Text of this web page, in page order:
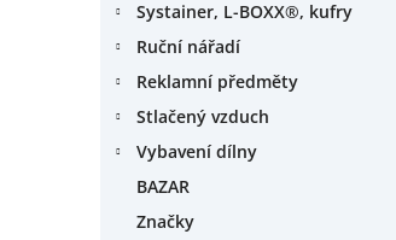
Systainer, L-BOXX®, kufry
Ruční nářadí
Reklamní předměty
Stlačený vzduch
Vybavení dílny
BAZAR
Značky